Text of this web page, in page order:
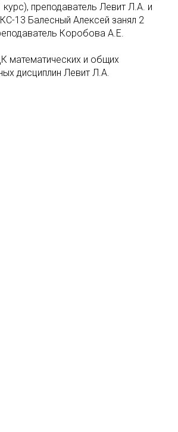
преподаватель Левит Л.А. и
13 Балесный Алексей занял 2
Коробова А.Е.
математических и общих
дисциплин Левит Л.А.